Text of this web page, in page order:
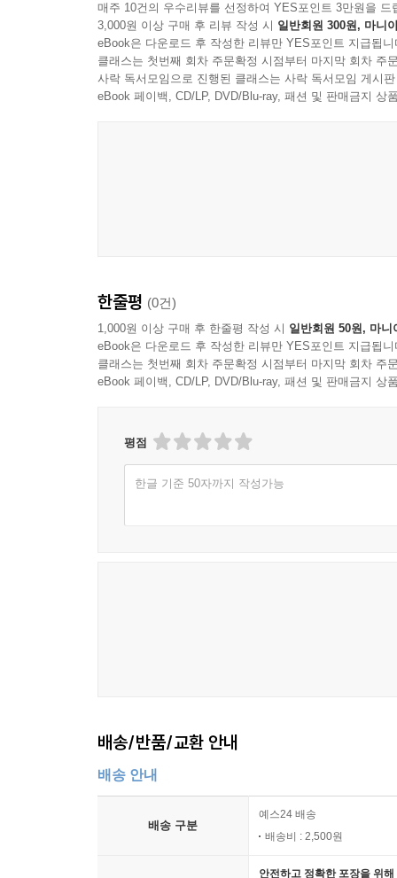
매주 10건의 우수리뷰를 선정하여 YES포인트 3만원을 드
3,000원 이상 구매 후 리뷰 작성 시 일반회원 300원, 마니
eBook은 다운로드 후 작성한 리뷰만 YES포인트 지급됩니
클래스는 첫번째 회차 주문확정 시점부터 마지막 회차 주
사락 독서모임으로 진행된 클래스는 사락 독서모임 게시
eBook 페이백, CD/LP, DVD/Blu-ray, 패션 및 판매금지 상
한줄평 (0건)
1,000원 이상 구매 후 한줄평 작성 시 일반회원 50원, 마니
eBook은 다운로드 후 작성한 리뷰만 YES포인트 지급됩니
클래스는 첫번째 회차 주문확정 시점부터 마지막 회차 주
eBook 페이백, CD/LP, DVD/Blu-ray, 패션 및 판매금지 상
평점
한글 기준 50자까지 작성가능
배송/반품/교환 안내
배송 안내
배송 구분
예스24 배송
배송비 : 2,500원
안전하고 정확한 포장을 위